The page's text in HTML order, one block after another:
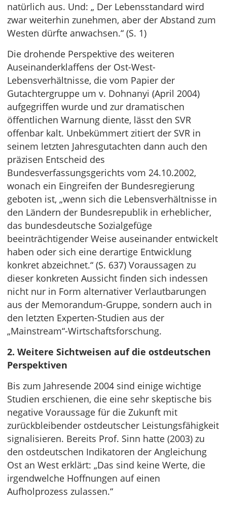
natürlich aus. Und: „ Der Lebensstandard wird
zwar weiterhin zunehmen, aber der Abstand zum
Westen dürfte anwachsen.“ (S. 1)
Die drohende Perspektive des weiteren
Auseinanderklaffens der Ost-West-
Lebensverhältnisse, die vom Papier der
Gutachtergruppe um v. Dohnanyi (April 2004)
aufgegriffen wurde und zur dramatischen
öffentlichen Warnung diente, lässt den SVR
offenbar kalt. Unbekümmert zitiert der SVR in
seinem letzten Jahresgutachten dann auch den
präzisen Entscheid des
Bundesverfassungsgerichts vom 24.10.2002,
wonach ein Eingreifen der Bundesregierung
geboten ist, „wenn sich die Lebensverhältnisse in
den Ländern der Bundesrepublik in erheblicher,
das bundesdeutsche Sozialgefüge
beeinträchtigender Weise auseinander entwickelt
haben oder sich eine derartige Entwicklung
konkret abzeichnet.“ (S. 637) Voraussagen zu
dieser konkreten Aussicht finden sich indessen
nicht nur in Form alternativer Verlautbarungen
aus der Memorandum-Gruppe, sondern auch in
den letzten Experten-Studien aus der
„Mainstream“-Wirtschaftsforschung.
2. Weitere Sichtweisen auf die ostdeutschen
Perspektiven
Bis zum Jahresende 2004 sind einige wichtige
Studien erschienen, die eine sehr skeptische bis
negative Voraussage für die Zukunft mit
zurückbleibender ostdeutscher Leistungsfähigkeit
signalisieren. Bereits Prof. Sinn hatte (2003) zu
den ostdeutschen Indikatoren der Angleichung
Ost an West erklärt: „Das sind keine Werte, die
irgendwelche Hoffnungen auf einen
Aufholprozess zulassen.“